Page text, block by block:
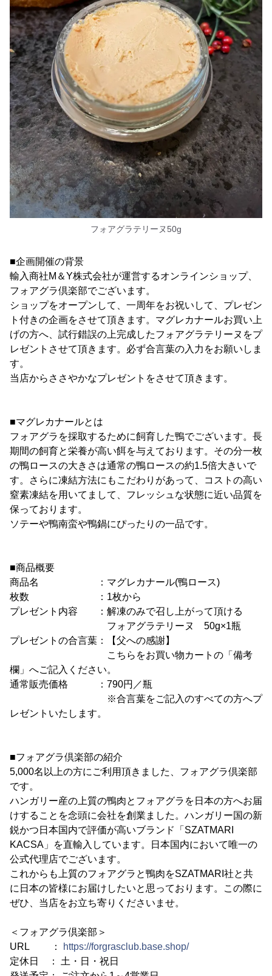
フォアグラテリーヌ50g
■企画開催の背景
輸入商社M＆Y株式会社が運営するオンラインショップ、
フォアグラ倶楽部でございます。
ショップをオープンして、一周年をお祝いして、プレゼン
ト付きの企画をさせて頂きます。マグレカナールお買い上
げの方へ、試行錯誤の上完成したフォアグラテリーヌをプ
レゼントさせて頂きます。必ず合言葉の入力をお願いしま
す。
当店からささやかなプレゼントをさせて頂きます。
■マグレカナールとは
フォアグラを採取するために飼育した鴨でございます。長
期間の飼育と栄養が高い餌を与えております。その分一枚
の鴨ロースの大きさは通常の鴨ロースの約1.5倍大きいで
す。さらに凍結方法にもこだわりがあって、コストの高い
窒素凍結を用いてまして、フレッシュな状態に近い品質を
保っております。
ソテーや鴨南蛮や鴨鍋にぴったりの一品です。
■商品概要
商品名 ：マグレカナール(鴨ロース)
枚数 ：1枚から
プレゼント内容 ：解凍のみで召し上がって頂ける
フォアグラテリーヌ 50g×1瓶
プレゼントの合言葉：【父への感謝】
こちらをお買い物カートの「備考
欄」へご記入ください。
通常販売価格 ：790円／瓶
※合言葉をご記入のすべての方へプ
レゼントいたします。
■フォアグラ倶楽部の紹介
5,000名以上の方にご利用頂きました、フォアグラ倶楽部
です。
ハンガリー産の上質の鴨肉とフォアグラを日本の方へお届
けすることを念頭に会社を創業ました。ハンガリー国の新
鋭かつ日本国内で評価が高いブランド「SZATMARI
KACSA」を直輸入しています。日本国内において唯一の
公式代理店でございます。
これからも上質のフォアグラと鴨肉をSZATMARI社と共
に日本の皆様にお届けしたいと思っております。この際に
ぜひ、当店をお立ち寄りくださいませ。
＜フォアグラ倶楽部＞
URL ：
https://forgrasclub.base.shop/
定休日 ： 土・日・祝日